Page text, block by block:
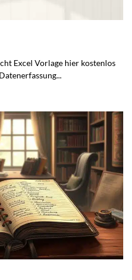
Excel Vorlage hier kostenlos